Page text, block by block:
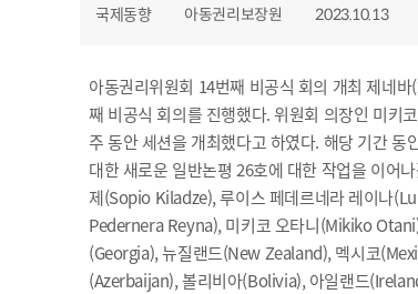
유
형
별
검
색
역
사
아
동
권
리
국제동향 아동권리보장원 2023.10.13
아동권리위원회 14번째 비공식 회의 개최 제네
째 비공식 회의를 진행했다. 위원회 의장인 미키
주 동안 세션을 개최했다고 하였다. 해당 기간
대한 새로운 일반논평 26호에 대한 작업을 이어
제(Sopio Kiladze), 루이스 페데르네라 레이나
Pedernera Reyna), 미키코 오타니(Mikiko
(Georgia), 뉴질랜드(New Zealand), 멕시코
(Azerbaijan), 볼리비아(Bolivia), 아일랜드